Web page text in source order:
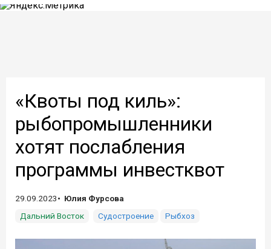
«Квоты под киль»:
рыбопромышленники
хотят послабления
программы инвестквот
29.09.2023
Юлия Фурсова
Дальний Восток
Судостроение Рыбхоз